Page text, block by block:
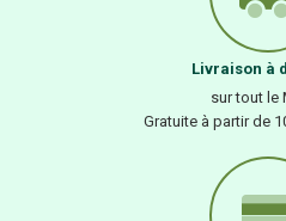
Livraison à
sur tout le
Gratuite à partir de